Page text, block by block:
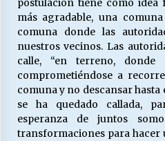
postulación tiene como
más agradable, una
comuna donde las
nuestros vecinos. Las
calle, “en terreno, donde
comprometiéndose a
comuna y no descansar hasta
se ha quedado callada,
esperanza de juntos
transformaciones para hacer